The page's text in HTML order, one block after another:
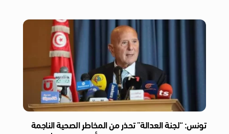
تونس: “لجنة العدالة” تحذر من المخاطر الصحية الناجمة